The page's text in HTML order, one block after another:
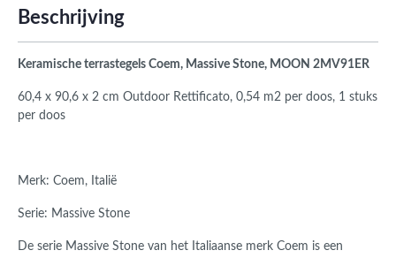
Beschrijving
Keramische terrastegels Coem, Massive Stone, MOON 2MV91ER
60,4 x 90,6 x 2 cm Outdoor Rettificato, 0,54 m2 per doos, 1 stuks
per doos
Merk: Coem, Italië
Serie: Massive Stone
De serie Massive Stone van het Italiaanse merk Coem is een